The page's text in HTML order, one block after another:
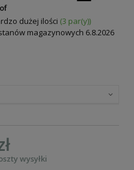
dużej ilości (3 par(y))
magazynowych 6.8.2026
wysyłki